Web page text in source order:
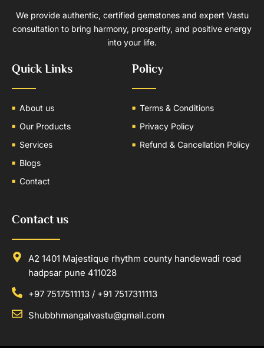
We provide authentic, certified gemstones and expert Vastu
consultation to bring harmony, prosperity, and positive energy
into your life.
Quick Links
About us
Our Products
Services
Blogs
Contact
Policy
Terms & Conditions
Privacy Policy
Refund & Cancellation Policy
Contact us
A2 1401 Majestique rhythm county handewadi road
hadpsar pune 411028
+97 7517511113 / +91 7517311113
Shubbhmangalvastu@gmail.com